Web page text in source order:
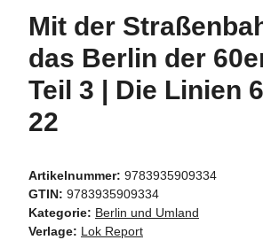
Mit der
das Berlin der
Teil 3 | Die Linien
22
Artikelnummer: 9783935909334
GTIN: 9783935909334
Kategorie: Berlin und Umland
Verlage: Lok Report